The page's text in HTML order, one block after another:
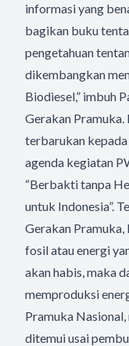
informasi yang
bagikan buku
pengetahuan
dikembangkan
Biodiesel,” imbuh
Gerakan
terbarukan
agenda kegiatan
“Berbakti tanpa
untuk Indonesia”.
Gerakan Pramuka,
fosil atau energi
akan habis, maka
memproduksi
Pramuka Nasional,
ditemui usai